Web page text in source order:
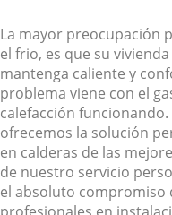
La mayor preocupación
el frio, es que su
mantenga caliente y
problema viene con el
calefacción funcionando.
ofrecemos la solución
en calderas de las
de nuestro servicio
el absoluto compromiso